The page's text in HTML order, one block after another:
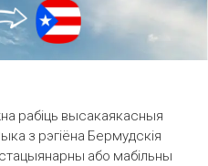
рабіць высакаякасныя
з рэгіёна Бермудскія
або мабільны